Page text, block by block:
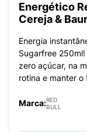
Energético
Cereja &
Energia
Sugarfree
zero açúcar, na
rotina e manter o
Marca:RED
BULL